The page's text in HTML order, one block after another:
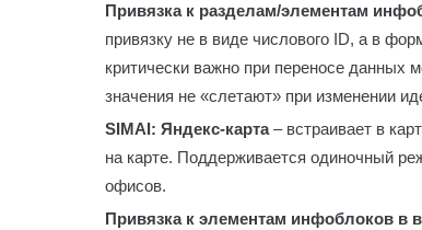
Привязка к разделам/элементам
привязку не в виде числового ID, а в
критически важно при переносе данных
значения не «слетают» при изменении
SIMAI: Яндекс-карта– встраивает в
на карте. Поддерживается одиночный
офисов.
Привязка к элементам инфоблоков в